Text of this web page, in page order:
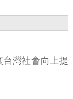
灣社會向上提